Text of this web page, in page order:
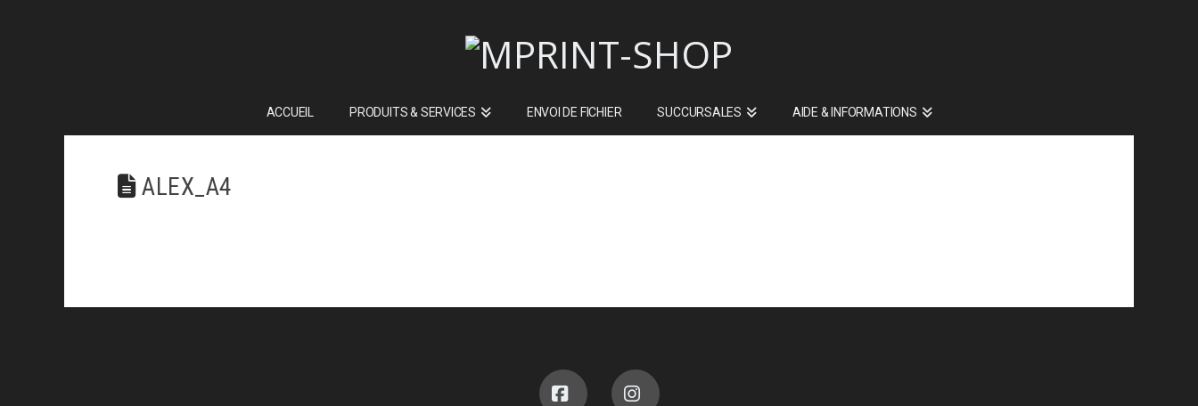
ACCUEIL PRODUITS & SERVICES ENVOI DE FICHIER SUCCURSALES AIDE & INFORMATIONS
ALEX_A4